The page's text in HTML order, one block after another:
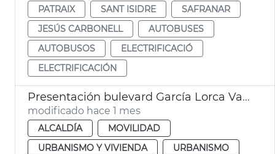
PATRAIX
SANT ISIDRE
SAFRANAR
JESÚS CARBONELL
AUTOBUSES
AUTOBUSOS
ELECTRIFICACIÓ
ELECTRIFICACIÓN
Presentación bulevard García Lorca València
modificado hace 1 mes
ALCALDÍA
MOVILIDAD
URBANISMO Y VIVIENDA
URBANISMO